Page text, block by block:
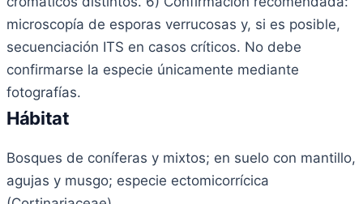
microscopía de esporas verrucosas y, si es posible,
secuenciación ITS en casos críticos. No debe
confirmarse la especie únicamente mediante
fotografías.
Hábitat
Bosques de coníferas y mixtos; en suelo con mantillo,
agujas y musgo; especie ectomicorrícica